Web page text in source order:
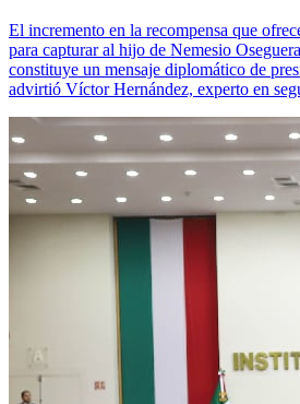
El incremento en la recompensa que
para capturar al hijo de Nemesio
constituye un mensaje diplomático de
advirtió Víctor Hernández, experto en